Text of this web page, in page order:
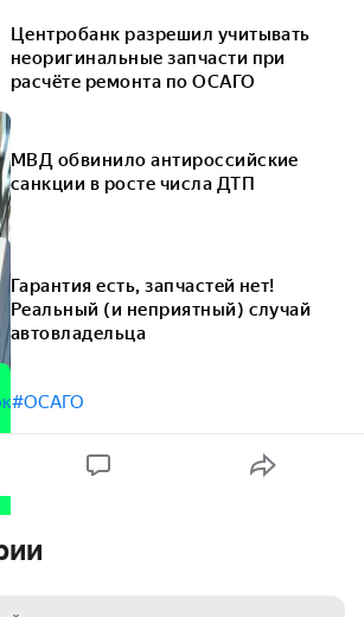
Центробанк разрешил учитывать
неоригинальные запчасти при
расчёте ремонта по ОСАГО
МВД обвинило антироссийские
санкции в росте числа ДТП
Гарантия есть, запчастей нет!
Реальный (и неприятный) случай
автовладельца
#ОСАГО